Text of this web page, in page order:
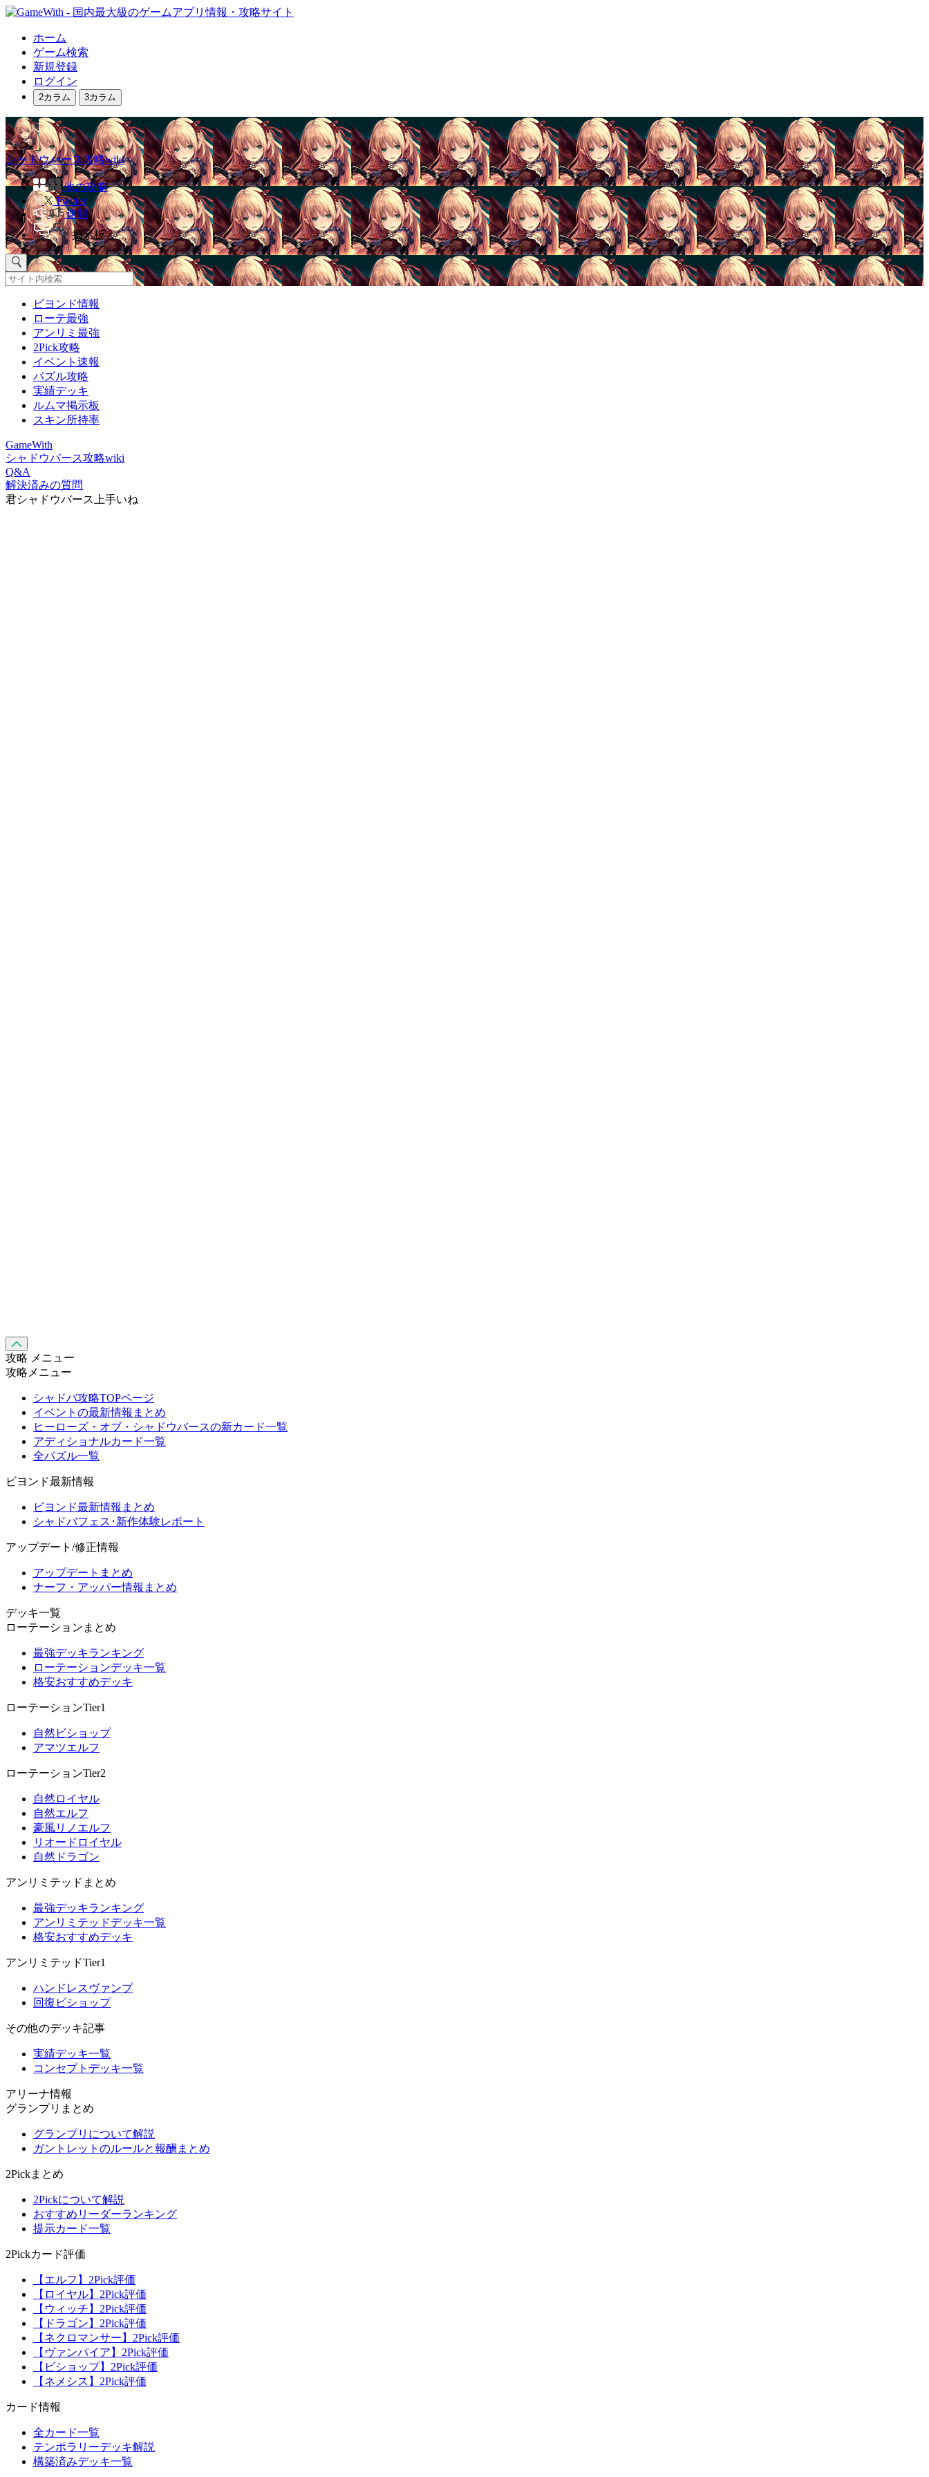
ホーム
ゲーム検索
新規登録
ログイン
2カラム 3カラム
シャドウバース攻略wiki
他の攻略
Twitter
速報
掲示板
ビヨンド情報
ローテ最強
アンリミ最強
2Pick攻略
イベント速報
パズル攻略
実績デッキ
ルムマ掲示板
スキン所持率
GameWith
シャドウバース攻略wiki
Q&A
解決済みの質問
君シャドウバース上手いね
攻略 メニュー
攻略メニュー
シャドバ攻略TOPページ
イベントの最新情報まとめ
ヒーローズ・オブ・シャドウバースの新カード一覧
アディショナルカード一覧
全パズル一覧
ビヨンド最新情報
ビヨンド最新情報まとめ
シャドバフェス･新作体験レポート
アップデート/修正情報
アップデートまとめ
ナーフ・アッパー情報まとめ
デッキ一覧
ローテーションまとめ
最強デッキランキング
ローテーションデッキ一覧
格安おすすめデッキ
ローテーションTier1
自然ビショップ
アマツエルフ
ローテーションTier2
自然ロイヤル
自然エルフ
豪風リノエルフ
リオードロイヤル
自然ドラゴン
アンリミテッドまとめ
最強デッキランキング
アンリミテッドデッキ一覧
格安おすすめデッキ
アンリミテッドTier1
ハンドレスヴァンプ
回復ビショップ
その他のデッキ記事
実績デッキ一覧
コンセプトデッキ一覧
アリーナ情報
グランプリまとめ
グランプリについて解説
ガントレットのルールと報酬まとめ
2Pickまとめ
2Pickについて解説
おすすめリーダーランキング
提示カード一覧
2Pickカード評価
【エルフ】2Pick評価
【ロイヤル】2Pick評価
【ウィッチ】2Pick評価
【ドラゴン】2Pick評価
【ネクロマンサー】2Pick評価
【ヴァンパイア】2Pick評価
【ビショップ】2Pick評価
【ネメシス】2Pick評価
カード情報
全カード一覧
テンポラリーデッキ解説
構築済みデッキ一覧